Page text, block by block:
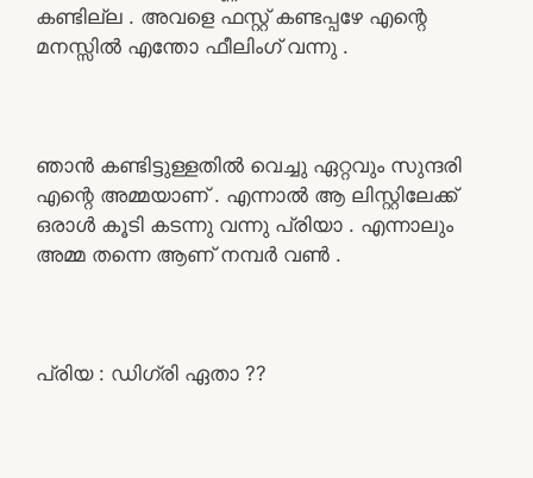
കണ്ടില്ല . അവളെ ഫസ്റ്റ് കണ്ടപ്പഴേ എന്റെ
മനസ്സിൽ എന്തോ ഫീലിംഗ് വന്നു .
ഞാൻ കണ്ടിട്ടുള്ളതിൽ വെച്ചു ഏറ്റവും സുന്ദരി
എന്റെ അമ്മയാണ് . എന്നാൽ ആ ലിസ്റ്റിലേക്ക്
ഒരാൾ കൂടി കടന്നു വന്നു പ്രിയാ . എന്നാലും
അമ്മ തന്നെ ആണ് നമ്പർ വൺ .
പ്രിയ : ഡിഗ്രി ഏതാ ??